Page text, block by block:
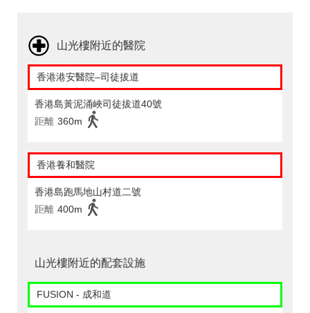
山光樓附近的醫院
香港港安醫院–司徒拔道
香港島黃泥涌峽司徒拔道40號
距離 360m
香港養和醫院
香港島跑馬地山村道二號
距離 400m
山光樓附近的配套設施
FUSION - 成和道